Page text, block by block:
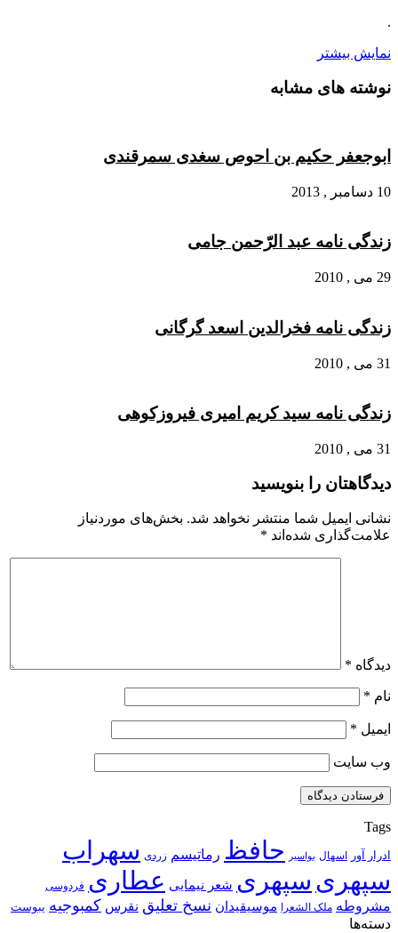
.
نمایش بیشتر
نوشته های مشابه
ابوجعفر حکیم بن احوص سغدی سمرقندی
10 دسامبر , 2013
زندگی نامه عبد الرّحمن جامی
29 می , 2010
زندگی نامه فخرالدین اسعد گرگانی
31 می , 2010
زندگی نامه سید کریم امیری فیروزکوهی
31 می , 2010
دیدگاهتان را بنویسید
نشانی ایمیل شما منتشر نخواهد شد. بخش‌های موردنیاز
علامت‌گذاری شده‌اند *
دیدگاه *
نام *
ایمیل *
وب‌ سایت
Tags
ادرار آور اسهال بواسیر حافظ رماتیسم زردی سهراب
سپهری سپهری شعر نیمایی عطاری فردوسی
مشروطه ملک الشعرا موسیقیدان نسخ تعلیق نقرس کمبوجیه یبوست
دسته‌ها